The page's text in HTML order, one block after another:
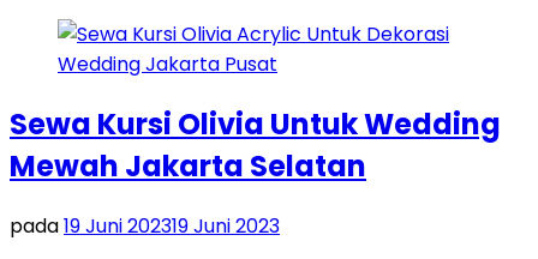
Sewa Kursi Olivia Untuk Wedding
Mewah Jakarta Selatan
pada19 Juni 202319 Juni 2023